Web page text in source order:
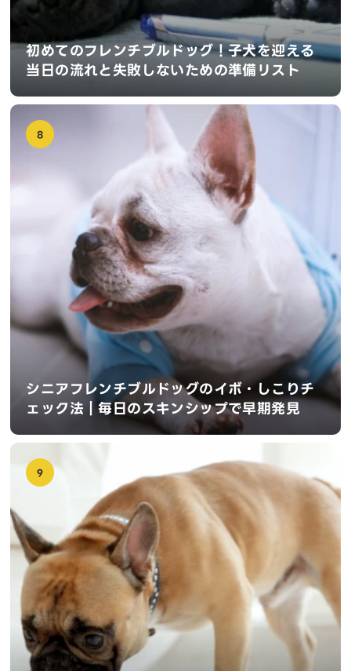
初めてのフレンチブルドッグ！子犬を迎える
当日の流れと失敗しないための準備リスト
8
シニアフレンチブルドッグのイボ・しこりチ
ェック法｜毎日のスキンシップで早期発見
9